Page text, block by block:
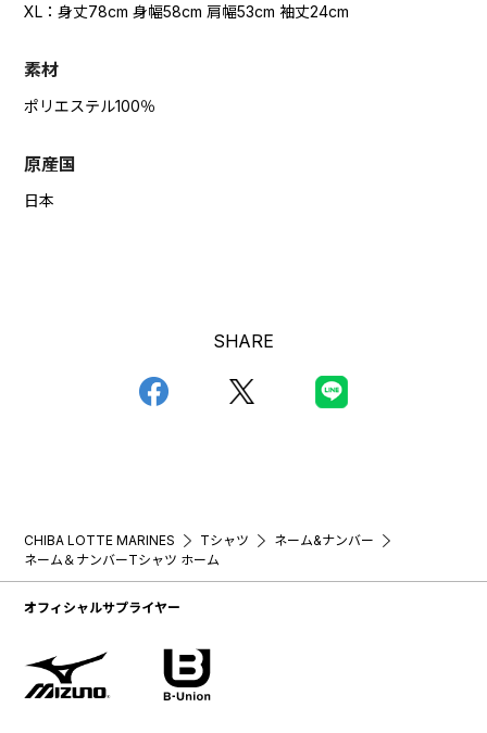
XL：身丈78cm 身幅58cm 肩幅53cm 袖丈24cm
素材
ポリエステル100％
原産国
日本
SHARE
CHIBA LOTTE MARINES Tシャツ
ネーム&ナンバー
ネーム＆ナンバーTシャツ ホーム
オフィシャルサプライヤー